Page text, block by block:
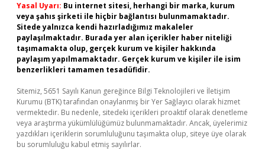
Yasal Uyarı: Bu internet sitesi, herhangi bir marka, kurum
veya şahıs şirketi ile hiçbir bağlantısı bulunmamaktadır.
Sitede yalnızca kendi hazırladığımız makaleler
paylaşılmaktadır. Burada yer alan içerikler haber niteliği
taşımamakta olup, gerçek kurum ve kişiler hakkında
paylaşım yapılmamaktadır. Gerçek kurum ve kişiler ile isim
benzerlikleri tamamen tesadüfidir.
Sitemiz, 5651 Sayılı Kanun gereğince Bilgi Teknolojileri ve İletişim
Kurumu (BTK) tarafından onaylanmış bir Yer Sağlayıcı olarak hizmet
vermektedir. Bu nedenle, sitedeki içerikleri proaktif olarak denetleme
veya araştırma yükümlülüğümüz bulunmamaktadır. Ancak, üyelerimiz
yazdıkları içeriklerin sorumluluğunu taşımakta olup, siteye üye olarak
bu sorumluluğu kabul etmiş sayılırlar.